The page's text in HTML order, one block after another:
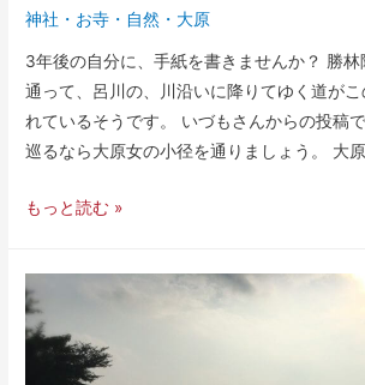
神社・お寺 ・ 自然 ・ 大原
3年後の自分に、手紙を書きませんか？ 勝
通って、呂川の、川沿いに降りてゆく道が
れているそうです。 いづもさんからの投稿
巡るなら大原女の小径を通りましょう。 大
もっと読む »